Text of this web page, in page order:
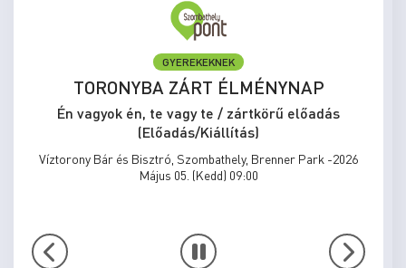
ELŐADÁS/KIÁLLÍTÁS
MEGÁLLNI TILOS, NOSZTALGIÁZNI
KÖTELEZŐ
Én vagyok én, te vagy te / zártkörű előadás
(Előadás/Kiállítás)
Víztorony Bár és Bisztró, Szombathely, Brenner Park -2026